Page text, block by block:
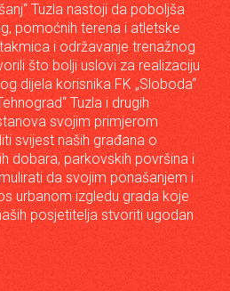
Tuzla nastoji da poboljša
pomoćnih terena i atletske
i održavanje trenažnog
što bolji uslovi za realizaciju
dijela korisnika FK „Sloboda“
Tuzla i drugih
svojim primjerom
svijest naših građana o
dobara, parkovskih površina i
da svojim ponašanjem i
urbanom izgledu grada koje
posjetitelja stvoriti ugodan